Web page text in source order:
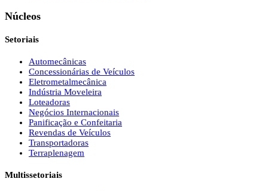
Núcleos
Setoriais
Automecânicas
Concessionárias de Veículos
Eletrometalmecânica
Indústria Moveleira
Loteadoras
Negócios Internacionais
Panificação e Confeitaria
Revendas de Veículos
Transportadoras
Terraplenagem
Multissetoriais